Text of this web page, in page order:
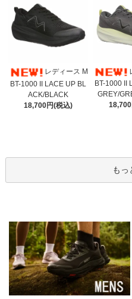
レディース M
BT-1000 II LACE UP BL
ACK/BLACK
18,700円(税込)
BT-1000 II
GREY/
もっ